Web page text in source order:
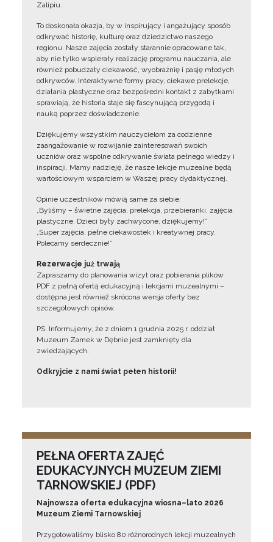
Zalipiu.
To doskonała okazja, by w inspirujący i angażujący sposób
odkrywać historię, kulturę oraz dziedzictwo naszego
regionu. Nasze zajęcia zostały starannie opracowane tak,
aby nie tylko wspierały realizację programu nauczania, ale
również pobudzały ciekawość, wyobraźnię i pasję młodych
odkrywców. Interaktywne formy pracy, ciekawe prelekcje,
działania plastyczne oraz bezpośredni kontakt z zabytkami
sprawiają, że historia staje się fascynującą przygodą i
nauką poprzez doświadczenie.
Dziękujemy wszystkim nauczycielom za codzienne
zaangażowanie w rozwijanie zainteresowań swoich
uczniów oraz wspólne odkrywanie świata pełnego wiedzy i
inspiracji. Mamy nadzieję, że nasze lekcje muzealne będą
wartościowym wsparciem w Waszej pracy dydaktycznej.
Opinie uczestników mówią same za siebie:
„Byliśmy – świetne zajęcia, prelekcja, przebieranki, zajęcia
plastyczne. Dzieci były zachwycone, dziękujemy!”
„Super zajęcia, pełne ciekawostek i kreatywnej pracy.
Polecamy serdecznie!”
Rezerwacje już trwają
Zapraszamy do planowania wizyt oraz pobierania plików
PDF z pełną ofertą edukacyjną i lekcjami muzealnymi –
dostępna jest również skrócona wersja oferty bez
szczegółowych opisów.
PS. Informujemy, że z dniem 1 grudnia 2025 r. oddział
Muzeum Zamek w Dębnie jest zamknięty dla
zwiedzających.
Odkryjcie z nami świat pełen historii!
PEŁNA OFERTA ZAJĘĆ
EDUKACYJNYCH MUZEUM ZIEMI
TARNOWSKIEJ (PDF)
Najnowsza oferta edukacyjna wiosna–lato 2026
Muzeum Ziemi Tarnowskiej
Przygotowaliśmy blisko 80 różnorodnych lekcji muzealnych